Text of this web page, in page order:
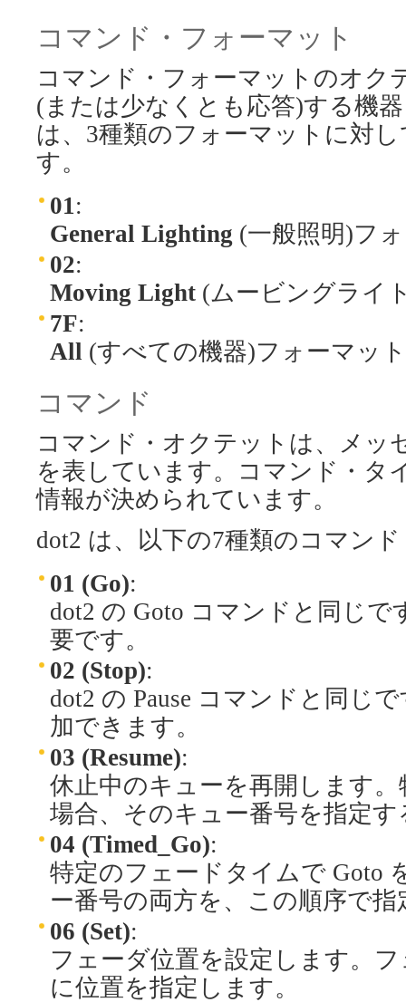
コマンド・フォーマット
コマンド・フォーマットのオク
(または少なくとも応答)する機
は、3種類のフォーマットに対
す。
01:
General Lighting (一般照明)フ
02:
Moving Light (ムービングライ
7F:
All (すべての機器)フォーマッ
コマンド
コマンド・オクテットは、メッ
を表しています。コマンド・タ
情報が決められています。
dot2 は、以下の7種類のコマン
01 (Go):
dot2 の Goto コマンドと同じ
要です。
02 (Stop):
dot2 の Pause コマンドと同じ
加できます。
03 (Resume):
休止中のキューを再開します
場合、そのキュー番号を指定
04 (Timed_Go):
特定のフェードタイムで Goto
ー番号の両方を、この順序で
06 (Set):
フェーダ位置を設定します。
に位置を指定します。